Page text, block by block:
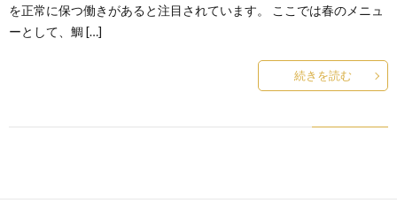
を正常に保つ働きがあると注目されています。 ここでは春のメニュ
ーとして、鯛 […]
続きを読む